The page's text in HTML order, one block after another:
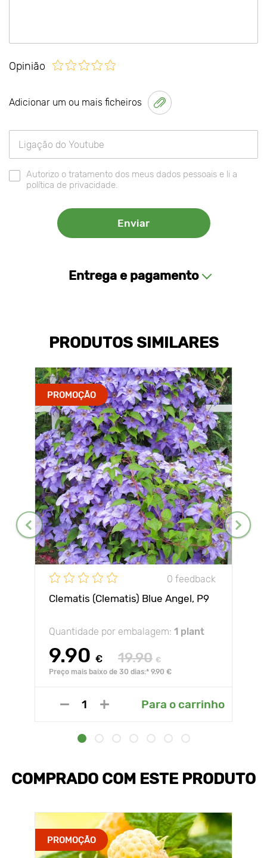
Opinião
Adicionar um ou mais ficheiros
Autorizo o tratamento dos meus dados pessoais e li a
política de privacidade.
Entrega e pagamento
PRODUTOS SIMILARES
PROMOÇÃO
0 feedback
Clematis (Clematis) Blue Angel, P9
Quantidade por embalagem: 1 plant
9.90 € 19.90 €
Preço mais baixo de 30 dias:* 9.90 €
Para o carrinho
COMPRADO COM ESTE PRODUTO
PROMOÇÃO